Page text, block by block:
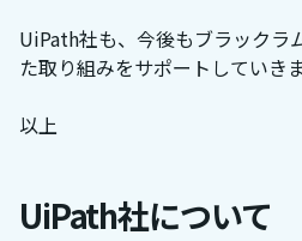
UiPath社も、今後もブラックラ
た取り組みをサポートしていきま
以上
UiPath社について